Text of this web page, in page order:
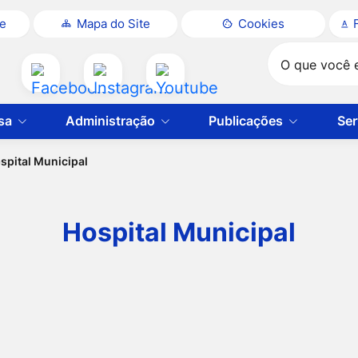
Mapa do Site Cookies
Acessar
a
Rede
Social
Acessar
a
Rede
Acessar
a
Administração Publicações
Municipal
Hospital Municipal
Municipal